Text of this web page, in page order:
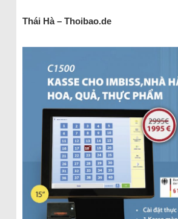
Thái Hà – Thoibao.de